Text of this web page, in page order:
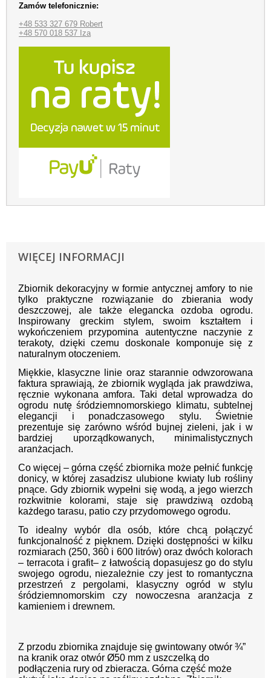
Zamów telefonicznie:
+48 533 327 679 Robert
+48 570 018 537 Iza
WIĘCEJ INFORMACJI
Zbiornik dekoracyjny w formie antycznej amfory to nie
tylko praktyczne rozwiązanie do zbierania wody
deszczowej, ale także elegancka ozdoba ogrodu.
Inspirowany greckim stylem, swoim kształtem i
wykończeniem przypomina autentyczne naczynie z
terakoty, dzięki czemu doskonale komponuje się z
naturalnym otoczeniem.
Miękkie, klasyczne linie oraz starannie odwzorowana
faktura sprawiają, że zbiornik wygląda jak prawdziwa,
ręcznie wykonana amfora. Taki detal wprowadza do
ogrodu nutę śródziemnomorskiego klimatu, subtelnej
elegancji i ponadczasowego stylu. Świetnie
prezentuje się zarówno wśród bujnej zieleni, jak i w
bardziej uporządkowanych, minimalistycznych
aranżacjach.
Co więcej – górna część zbiornika może pełnić funkcję
donicy, w której zasadzisz ulubione kwiaty lub rośliny
pnące. Gdy zbiornik wypełni się wodą, a jego wierzch
rozkwitnie kolorami, staje się prawdziwą ozdobą
każdego tarasu, patio czy przydomowego ogrodu.
To idealny wybór dla osób, które chcą połączyć
funkcjonalność z pięknem. Dzięki dostępności w kilku
rozmiarach (250, 360 i 600 litrów) oraz dwóch kolorach
– terracota i grafit– z łatwością dopasujesz go do stylu
swojego ogrodu, niezależnie czy jest to romantyczna
przestrzeń z pergolami, klasyczny ogród w stylu
śródziemnomorskim czy nowoczesna aranżacja z
kamieniem i drewnem.
Z przodu zbiornika znajduje się gwintowany otwór ¾”
na kranik oraz otwór Ø50 mm z uszczelką do
podłączenia rury od zbieracza. Górna część może